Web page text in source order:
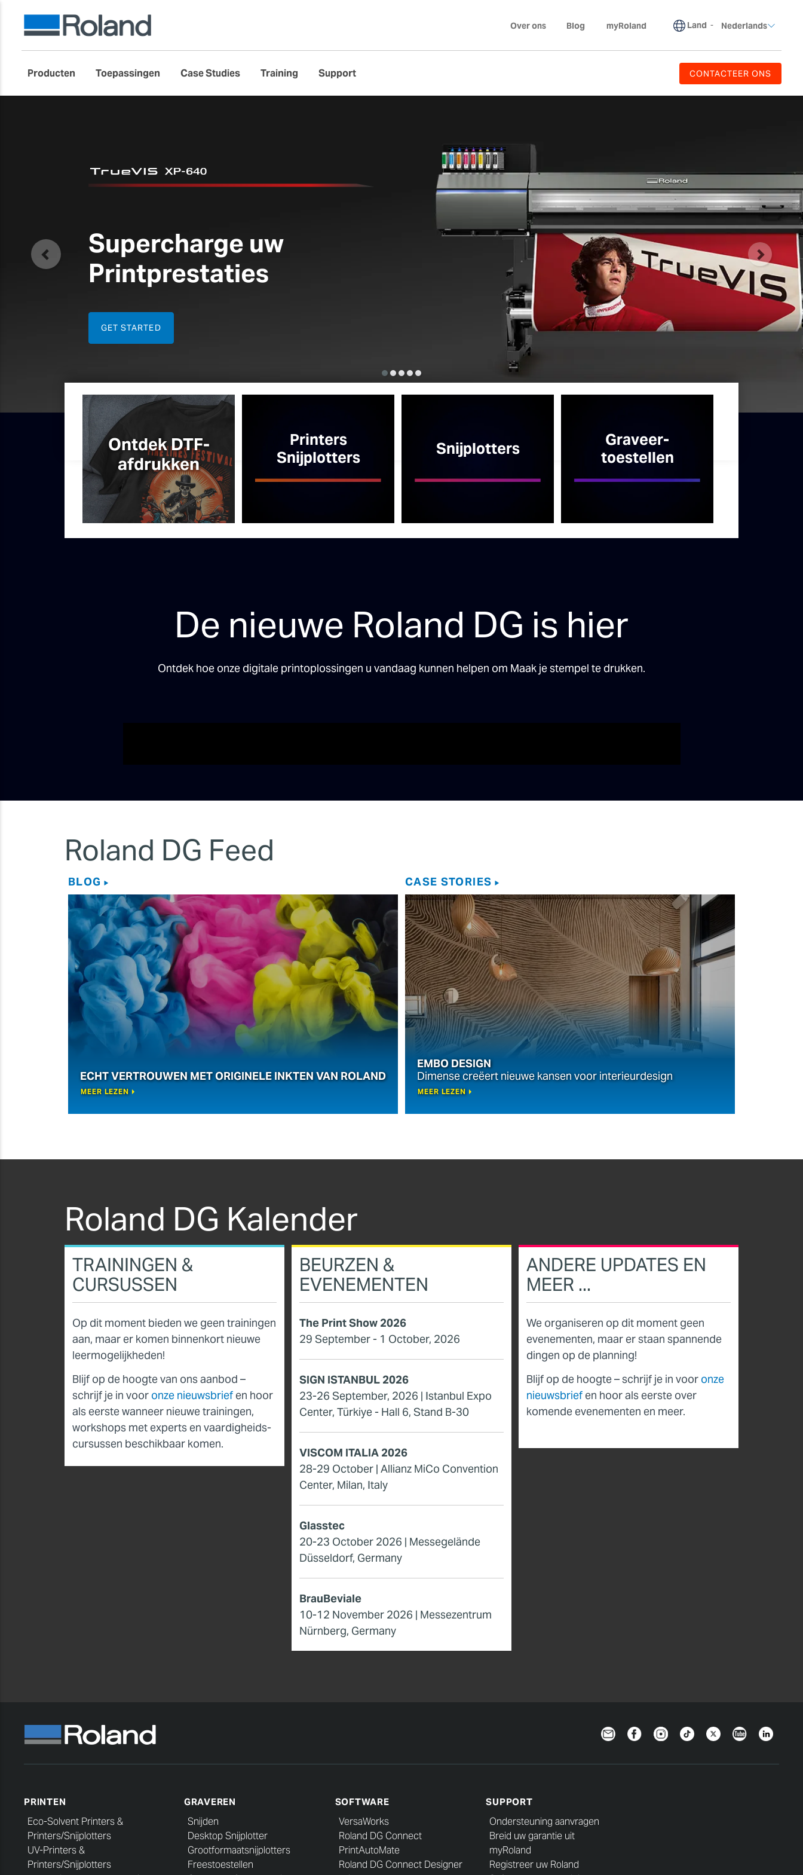
Over ons Blog myRoland Land - Nederlands
Producten Toepassingen Case Studies Training Support CONTACTEER ONS
Vorige
EU2
Grootformaat vlakbed UV-printer
Direct-to-board
Ontdek DTF-
afdrukken
Printers
Snijplotters
Snijplotters
Graveer­
toestellen
De nieuwe Roland DG is hier
Ontdek hoe onze digitale printoplossingen u vandaag kunnen helpen om Maak je stempel te drukken.
Roland DG Feed
BLOG
ECHT VERTROUWEN MET ORIGINELE INKTEN VAN ROLAND
MEER LEZEN
CASE STORIES
EMBO DESIGN
Dimense creëert nieuwe kansen voor interieurdesign
MEER LEZEN
Roland DG Kalender
TRAININGEN &
CURSUSSEN
Op dit moment bieden we geen trainingen
aan, maar er komen binnenkort nieuwe
leer­mogelijkheden!
Blijf op de hoogte van ons aanbod –
schrijf je in voor onze nieuwsbrief en hoor
als eerste wanneer nieuwe trainingen,
workshops met experts en vaardigheids­
cursussen beschikbaar komen.
BEURZEN &
EVENEMENTEN
The Print Show 2026
29 September - 1 October, 2026
SIGN ISTANBUL 2026
23-26 September, 2026 | Istanbul Expo
Center, Türkiye - Hall 6, Stand B-30
VISCOM ITALIA 2026
28-29 October | Allianz MiCo Convention
Center, Milan, Italy
Glasstec
20-23 October 2026 | Messegelände
Düsseldorf, Germany
BrauBeviale
10-12 November 2026 | Messezentrum
Nürnberg, Germany
ANDERE UPDATES EN
MEER ...
We organiseren op dit moment geen
evenementen, maar er staan spannende
dingen op de planning!
Blijf op de hoogte – schrijf je in voor onze
nieuwsbrief en hoor als eerste over
komende evenementen en meer.
NewsletterFacebookInstagramTikTokTwitterYouTubeLinkedin
PRINTEN
Eco-Solvent Printers &
Printers/Snijplotters
UV-Printers &
Printers/Snijplotters
GRAVEREN
Snijden
Desktop Snijplotter
Grootformaatsnijplotters
Freestoestellen
SOFTWARE
VersaWorks
Roland DG Connect
PrintAutoMate
Roland DG Connect Designer
SUPPORT
Ondersteuning aanvragen
Breid uw garantie uit
myRoland
Registreer uw Roland